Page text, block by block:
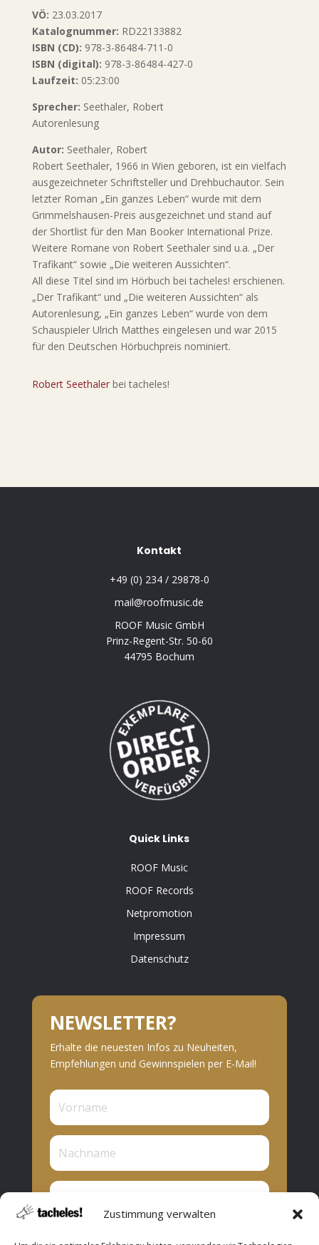
Zustimmung verwalten
VÖ: 23.03.2017
Katalognummer: RD22133882
ISBN (CD): 978-3-86484-711-0
ISBN (digital): 978-3-86484-427-0
Laufzeit: 05:23:00
Sprecher: Seethaler, Robert
Autorenlesung
Autor: Seethaler, Robert
Robert Seethaler, 1966 in Wien geboren, ist ein vielfach
ausgezeichneter Schriftsteller und Drehbuchautor. Sein
letzter Roman „Ein ganzes Leben“ wurde mit dem
Grimmelshausen-Preis ausgezeichnet und stand auf
der Shortlist für den Man Booker International Prize.
Weitere Romane von Robert Seethaler sind u.a. „Der
Trafikant“ sowie „Die weiteren Aussichten“.
All diese Titel sind im Hörbuch bei tacheles! erschienen.
„Der Trafikant“ und „Die weiteren Aussichten“ als
Autorenlesung, „Ein ganzes Leben“ wurde von dem
Schauspieler Ulrich Matthes eingelesen und war 2015
für den Deutschen Hörbuchpreis nominiert.
Robert Seethalerbei tacheles!
Kontakt
+49 (0) 234 / 29878-0
mail@roofmusic.de
ROOF Music GmbH
Prinz-Regent-Str. 50-60
44795 Bochum
Quick Links
ROOF Music
ROOF Records
Netpromotion
Impressum
Datenschutz
NEWSLETTER?
Erhalte die neuesten Infos zu Neuheiten,
Empfehlungen und Gewinnspielen per E-Mail!